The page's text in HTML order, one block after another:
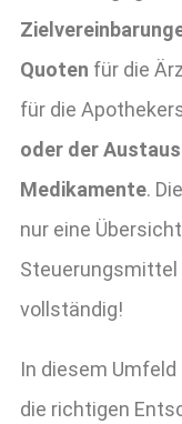
Quoten für die
für die
oder der
Medikamente.
nur eine
Steuerungsmittel
vollständig!
In diesem Umfeld
die richtigen